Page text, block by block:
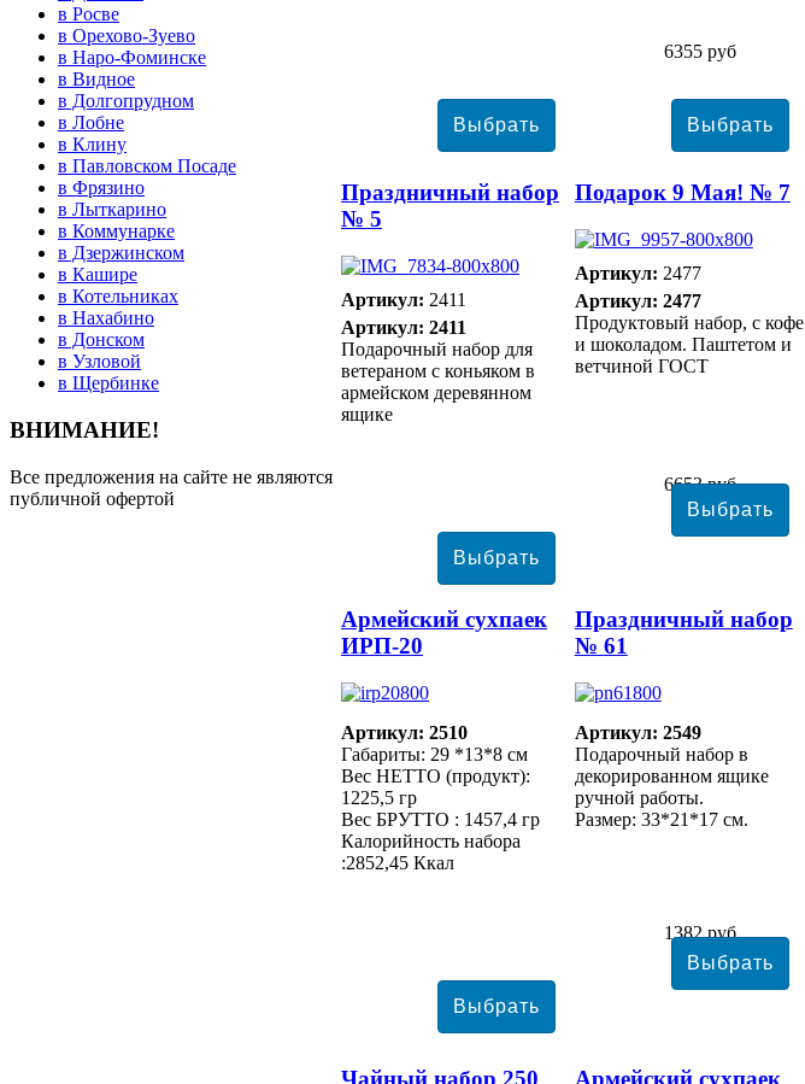
6355 руб
Праздничный набор
№ 5
Артикул: 2411
Артикул: 2411
Подарочный набор для
ветераном с коньяком в
армейском деревянном
ящике
6653 руб
Подарок 9 Мая! № 7
Артикул: 2477
Артикул: 2477
Продуктовый набор, с кофе
и шоколадом. Паштетом и
ветчиной ГОСТ
Армейский сухпаек
ИРП-20
Артикул: 2510
Габариты: 29 *13*8 см
Вес НЕТТО (продукт):
1225,5 гр
Вес БРУТТО : 1457,4 гр
Калорийность набора
:2852,45 Ккал
1382 руб
Праздничный набор
№ 61
Артикул: 2549
Подарочный набор в
декорированном ящике
ручной работы.
Размер: 33*21*17 см.
Чайный набор 250 Армейский сухпаек
в Росве
в Орехово-Зуево
в Наро-Фоминске
в Видное
в Долгопрудном
в Лобне
в Клину
в Павловском Посаде
в Фрязино
в Лыткарино
в Коммунарке
в Дзержинском
в Кашире
в Котельниках
в Нахабино
в Донском
в Узловой
в Щербинке
ВНИМАНИЕ!
Все предложения на сайте не являются
публичной офертой